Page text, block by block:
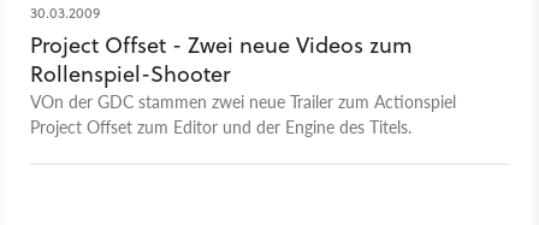
30.03.2009
Project Offset - Zwei neue Videos zum
Rollenspiel-Shooter
VOn der GDC stammen zwei neue Trailer zum Actionspiel
Project Offset zum Editor und der Engine des Titels.